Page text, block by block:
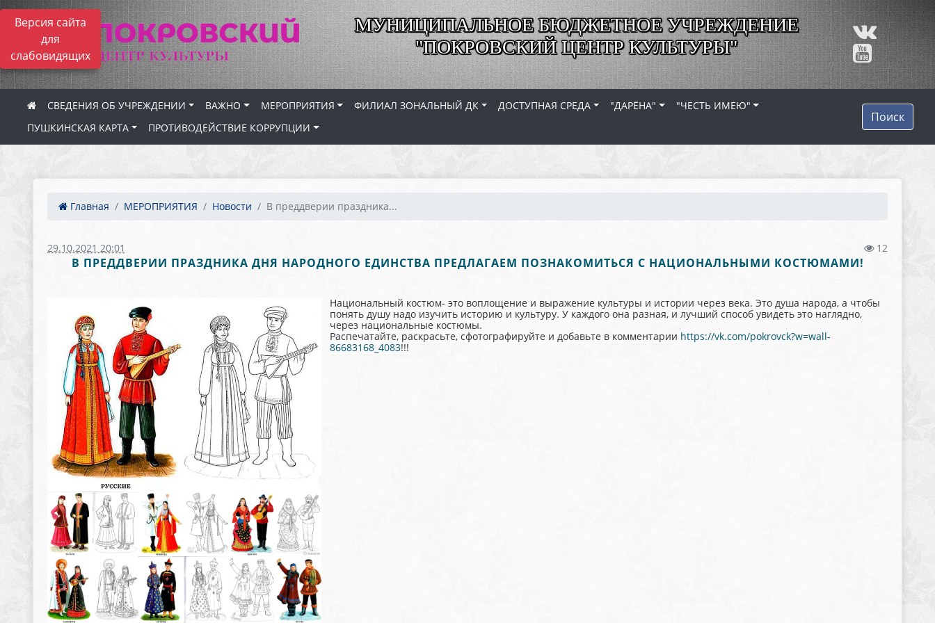
Версия сайта
для
слабовидящих
МУНИЦИПАЛЬНОЕ БЮДЖЕТНОЕ УЧРЕЖДЕНИЕ
"ПОКРОВСКИЙ ЦЕНТР КУЛЬТУРЫ"
СВЕДЕНИЯ ОБ УЧРЕЖДЕНИИ ВАЖНО МЕРОПРИЯТИЯ ФИЛИАЛ ЗОНАЛЬНЫЙ ДК ДОСТУПНАЯ СРЕДА "ДАРЁНА"
"ЧЕСТЬ ИМЕЮ"
ПУШКИНСКАЯ КАРТА
ПРОТИВОДЕЙСТВИЕ КОРРУПЦИИ
Поиск
Главная МЕРОПРИЯТИЯ Новости В преддверии праздника...
29.10.2021 20:01 12
В ПРЕДДВЕРИИ ПРАЗДНИКА ДНЯ НАРОДНОГО ЕДИНСТВА ПРЕДЛАГАЕМ ПОЗНАКОМИТЬСЯ С НАЦИОНАЛЬНЫМИ КОСТЮМАМИ!
Национальный костюм- это воплощение и выражение культуры и истории через века. Это душа народа, а чтобы
понять душу надо изучить историю и культуру. У каждого она разная, и лучший способ увидеть это наглядно,
через национальные костюмы.
Распечатайте, раскрасьте, сфотографируйте и добавьте в комментарии https://vk.com/pokrovck?w=wall-
86683168_4083!!!